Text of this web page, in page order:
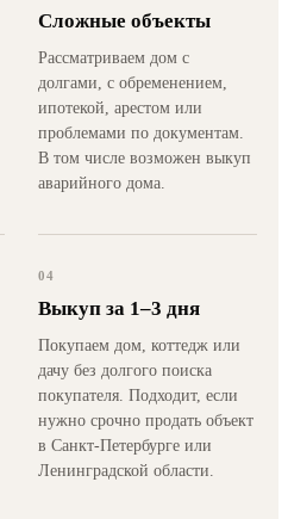
Сложные объекты
Рассматриваем дом с
долгами, с обременением,
ипотекой, арестом или
проблемами по документам.
В том числе возможен выкуп
аварийного дома.
04
Выкуп за 1–3 дня
Покупаем дом, коттедж или
дачу без долгого поиска
покупателя. Подходит, если
нужно срочно продать объект
в Санкт-Петербурге или
Ленинградской области.